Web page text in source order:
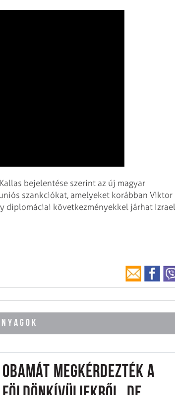
bejelentése szerint az új magyar
szankciókat, amelyeket korábban Viktor
diplomáciai következményekkel járhat Izrael
Obamát megkérdezték a